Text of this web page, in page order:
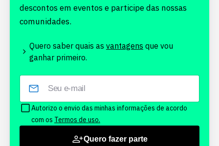
descontos em eventos e participe das nossas
comunidades.
Quero saber quais as vantagens que vou
ganhar primeiro.
Autorizo o envio das minhas informações de acordo
com os Termos de uso.
Quero fazer parte